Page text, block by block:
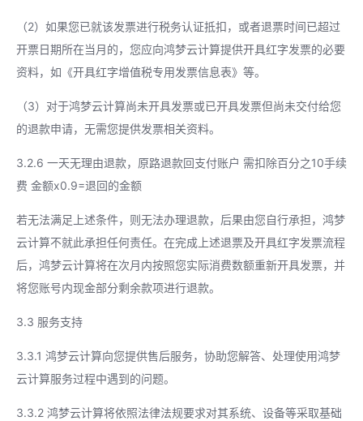
（2）如果您已就该发票进行税务认证抵扣，或者退票时间已超过
开票日期所在当月的，您应向鸿梦云计算提供开具红字发票的必要
资料，如《开具红字增值税专用发票信息表》等。
（3）对于鸿梦云计算尚未开具发票或已开具发票但尚未交付给您
的退款申请，无需您提供发票相关资料。
3.2.6 一天无理由退款，原路退款回支付账户 需扣除百分之10手续
费 金额x0.9=退回的金额
若无法满足上述条件，则无法办理退款，后果由您自行承担，鸿梦
云计算不就此承担任何责任。在完成上述退票及开具红字发票流程
后，鸿梦云计算将在次月内按照您实际消费数额重新开具发票，并
将您账号内现金部分剩余款项进行退款。
3.3 服务支持
3.3.1 鸿梦云计算向您提供售后服务，协助您解答、处理使用鸿梦
云计算服务过程中遇到的问题。
3.3.2 鸿梦云计算将依照法律法规要求对其系统、设备等采取基础